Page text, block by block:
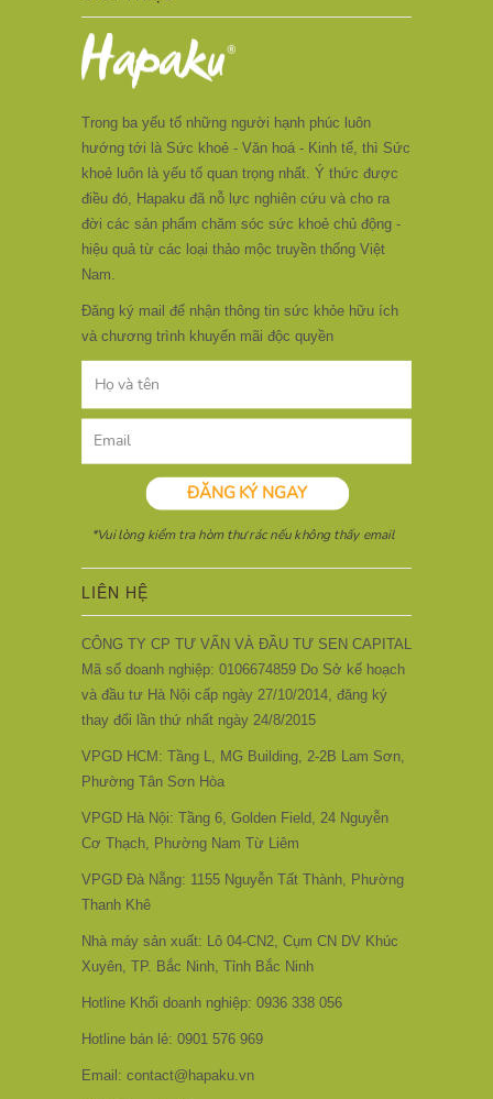
Trong ba yếu tố những người hạnh phúc luôn
hướng tới là Sức khoẻ - Văn hoá - Kinh tế, thì Sức
khoẻ luôn là yếu tố quan trọng nhất. Ý thức được
điều đó, Hapaku đã nỗ lực nghiên cứu và cho ra
đời các sản phẩm chăm sóc sức khoẻ chủ động -
hiệu quả từ các loại thảo mộc truyền thống Việt
Nam.
Đăng ký mail để nhận thông tin sức khỏe hữu ích
và chương trình khuyến mãi độc quyền
LIÊN HỆ
CÔNG TY CP TƯ VẤN VÀ ĐẦU TƯ SEN CAPITAL
Mã số doanh nghiệp: 0106674859 Do Sở kế hoạch
và đầu tư Hà Nội cấp ngày 27/10/2014, đăng ký
thay đổi lần thứ nhất ngày 24/8/2015
VPGD HCM: Tầng L, MG Building, 2-2B Lam Sơn,
Phường Tân Sơn Hòa
VPGD Hà Nội: Tầng 6, Golden Field, 24 Nguyễn
Cơ Thạch, Phường Nam Từ Liêm
VPGD Đà Nẵng: 1155 Nguyễn Tất Thành, Phường
Thanh Khê
Nhà máy sản xuất: Lô 04-CN2, Cụm CN DV Khúc
Xuyên, TP. Bắc Ninh, Tỉnh Bắc Ninh
Hotline Khối doanh nghiệp: 0936 338 056
Hotline bán lẻ: 0901 576 969
Email: contact@hapaku.vn